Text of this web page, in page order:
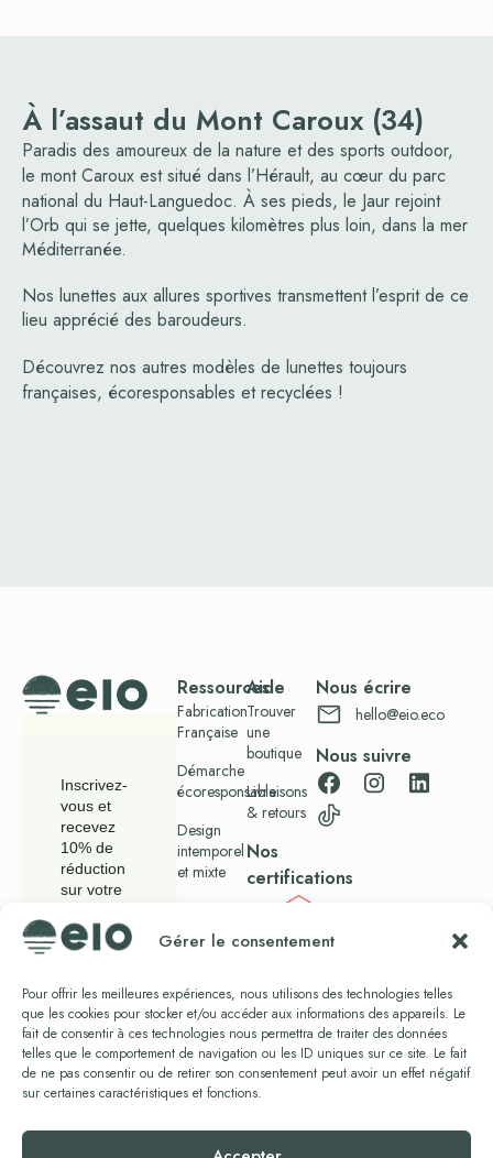
Gérer le consentement
Pour offrir les meilleures expériences, nous utilisons des technologies telles
que les cookies pour stocker et/ou accéder aux informations des appareils. Le
fait de consentir à ces technologies nous permettra de traiter des données
telles que le comportement de navigation ou les ID uniques sur ce site. Le fait
de ne pas consentir ou de retirer son consentement peut avoir un effet négatif
sur certaines caractéristiques et fonctions.
À l’assaut du Mont Caroux (34)
Paradis des amoureux de la nature et des sports outdoor,
le mont Caroux est situé dans l’Hérault, au cœur du parc
national du Haut-Languedoc. À ses pieds, le Jaur rejoint
l’Orb qui se jette, quelques kilomètres plus loin, dans la mer
Méditerranée.
Nos lunettes aux allures sportives transmettent l’esprit de ce
lieu apprécié des baroudeurs.
Découvrez nos autres modèles de lunettes toujours
françaises, écoresponsables et recyclées !
Inscrivez-
vous et
recevez
10% de
réduction
sur votre
En vous
abonnant,
vous
acceptez
notre
Ressources
Fabrication
Française
Démarche
écoresponsable
Design
intemporel
et mixte
Presse
Aide
Trouver
une
boutique
Livraisons
& retours
Nos
certifications
Nous écrire
hello@eio.eco
Nous suivre